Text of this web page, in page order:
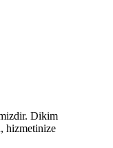
Dikim
hizmetinize